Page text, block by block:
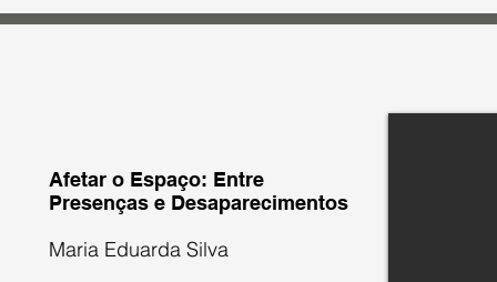
Afetar o Espaço: Entre
Presenças e Desaparecimentos
Maria Eduarda Silva